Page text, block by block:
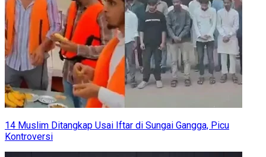
14 Muslim Ditangkap Usai Iftar di Sungai Gangga, Picu
Kontroversi